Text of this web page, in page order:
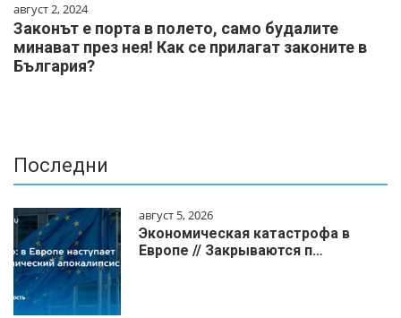
август 2, 2024
Законът е порта в полето, само будалите
минават през нея! Как се прилагат законите в
България?
Последни
август 5, 2026
Экономическая катастрофа в
Европе // Закрываются п…